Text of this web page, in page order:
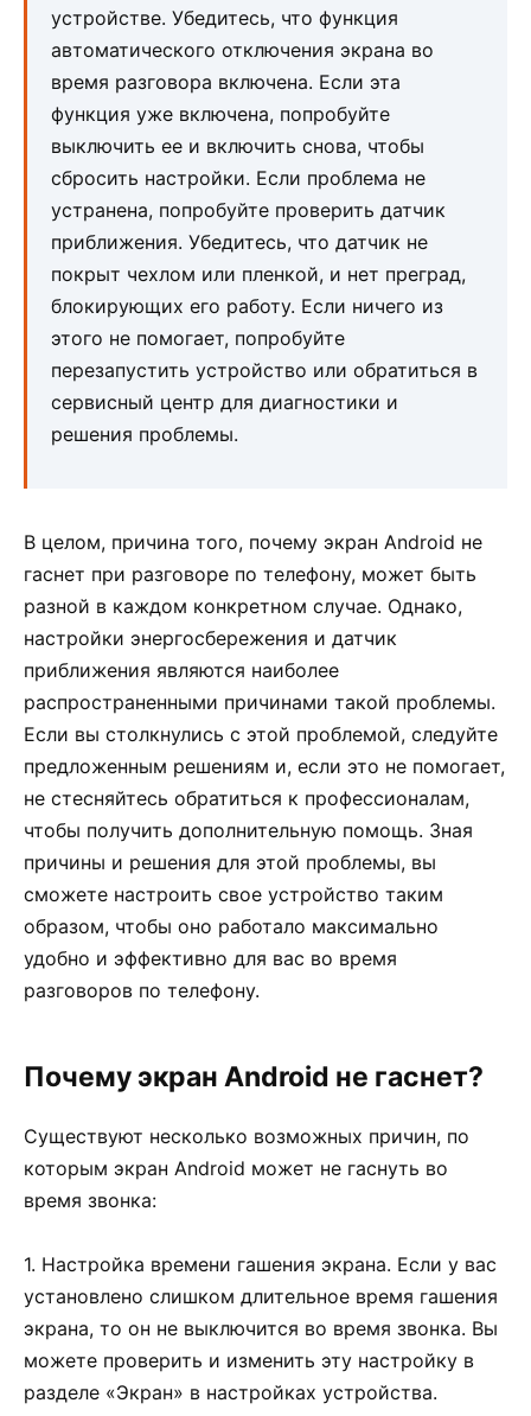
устройстве. Убедитесь, что функция
автоматического отключения экрана во
время разговора включена. Если эта
функция уже включена, попробуйте
выключить ее и включить снова, чтобы
сбросить настройки. Если проблема не
устранена, попробуйте проверить датчик
приближения. Убедитесь, что датчик не
покрыт чехлом или пленкой, и нет преград,
блокирующих его работу. Если ничего из
этого не помогает, попробуйте
перезапустить устройство или обратиться в
сервисный центр для диагностики и
решения проблемы.
В целом, причина того, почему экран Android не
гаснет при разговоре по телефону, может быть
разной в каждом конкретном случае. Однако,
настройки энергосбережения и датчик
приближения являются наиболее
распространенными причинами такой проблемы.
Если вы столкнулись с этой проблемой, следуйте
предложенным решениям и, если это не помогает,
не стесняйтесь обратиться к профессионалам,
чтобы получить дополнительную помощь. Зная
причины и решения для этой проблемы, вы
сможете настроить свое устройство таким
образом, чтобы оно работало максимально
удобно и эффективно для вас во время
разговоров по телефону.
Почему экран Android не гаснет?
Существуют несколько возможных причин, по
которым экран Android может не гаснуть во
время звонка:
1. Настройка времени гашения экрана. Если у вас
установлено слишком длительное время гашения
экрана, то он не выключится во время звонка. Вы
можете проверить и изменить эту настройку в
разделе «Экран» в настройках устройства.